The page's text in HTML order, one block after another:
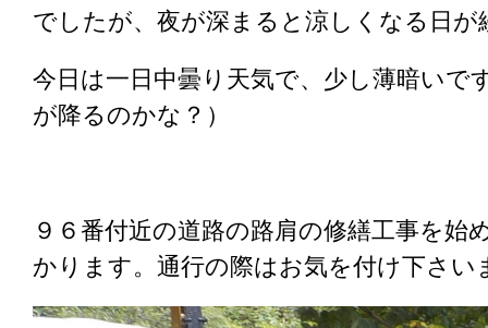
でしたが、夜が深まると涼しくなる日が
今日は一日中曇り天気で、少し薄暗いで
が降るのかな？）
９６番付近の道路の路肩の修繕工事を
かります。通行の際はお気を付け下さ